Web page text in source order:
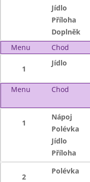
Jídlo
Příloha
Doplněk
Menu
Chod
1
Jídlo
Menu Chod
1
Nápoj
Polévka
Jídlo
Příloha
2
Polévka